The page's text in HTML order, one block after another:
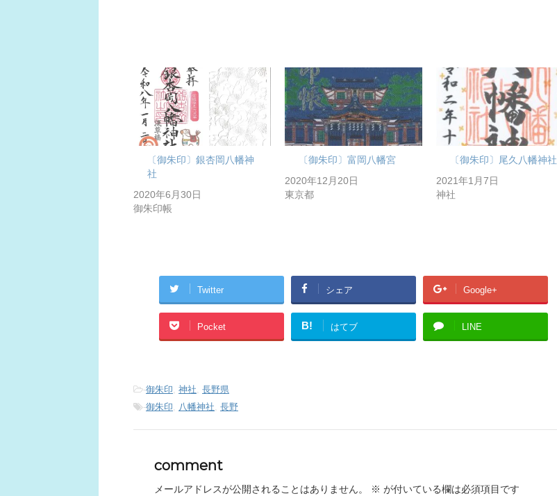
〔御朱印〕銀杏岡八幡神
社
2020年6月30日
御朱印帳
〔御朱印〕富岡八幡宮
2020年12月20日
東京都
〔御朱印〕尾久八幡神社
2021年1月7日
神社
Twitter シェア Google+
Pocket B! はてブ LINE
-御朱印, 神社, 長野県
-御朱印, 八幡神社, 長野
comment
メールアドレスが公開されることはありません。 ※ が付いている欄は必須項目です